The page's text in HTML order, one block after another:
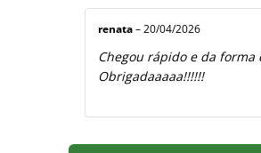
renata – 20/04/2026
Chegou rápido e da forma
Obrigadaaaaa!!!!!!